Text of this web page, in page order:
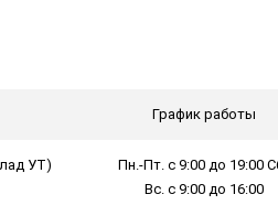
График работы
УТ)
Пн.-Пт. с 9:00 до 19:00
Вс. с 9:00 до 16:00